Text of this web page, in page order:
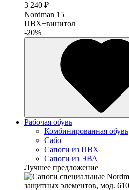
3 240 ₽
Nordman 15
ПВХ+винитол
-20%
Рабочая обувь
Комбинированная обувь
Сабо
Сапоги из ПВХ
Сапоги из ЭВА
Лучшее предложение